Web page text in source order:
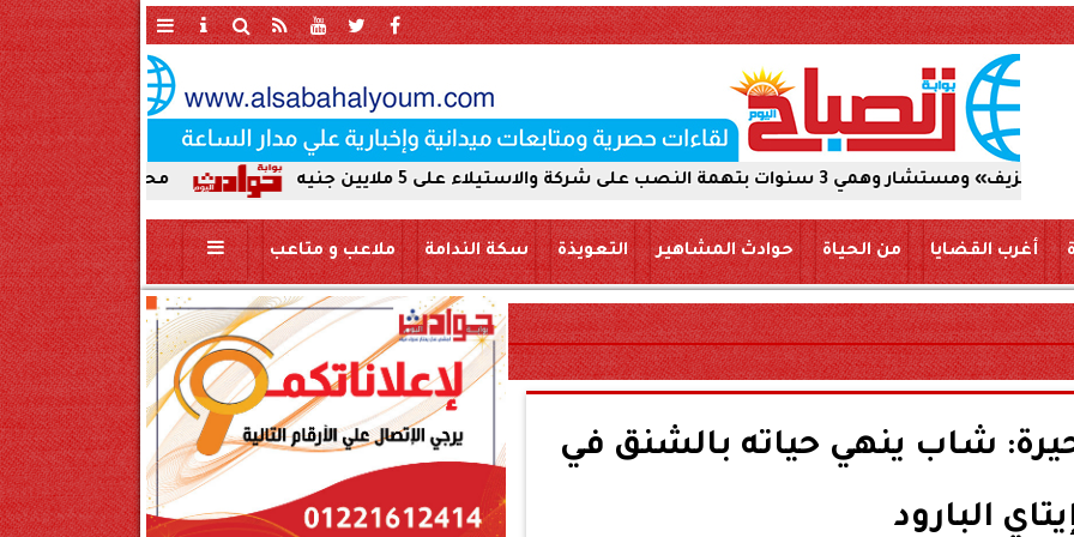
محافظ سوهاج يحيل واقعة ردم على شركة والاستيلاء على 5 ملايين جنيه
أغرب القضايا من الحياة حوادث المشاهير التعويذة سكة الندامة ملاعب و متاعب
شاب ينهي حياته بالشنق في
البارود